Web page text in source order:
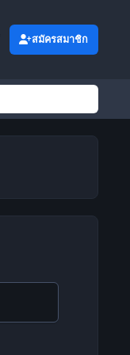
สมัครสมาชิก